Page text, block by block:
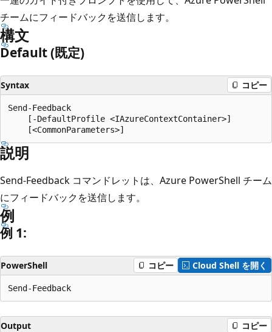
チームにフィードバックを送信します。
構文
Default (既定)
Syntax コピー
Send-Feedback
    [-DefaultProfile <IAzureContextContainer>]
説明
Send-Feedback コマンドレットは、Azure PowerShell チーム
にフィードバックを送信します。
例
例 1:
PowerShell コピー Cloud Shell を開く
Output コピー